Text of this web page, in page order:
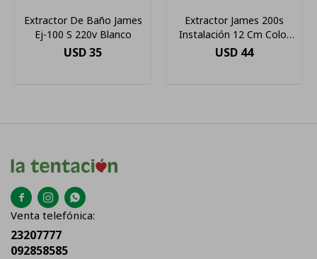
Extractor De Baño James
Ej-100 S 220v Blanco
USD35
Extractor James 200s
Instalación 12 Cm Color
Blanco
USD 44
  
Venta telefónica:
23207777
092858585